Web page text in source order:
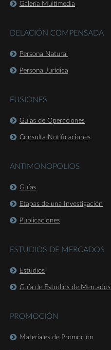
Galería Multimedia
DELACIÓN COMPENSADA
Persona Natural
Persona Jurídica
FUSIONES
Guías de Operaciones
Consulta Notificaciones
ANTIMONOPOLIOS
Guías
Etapas de una Investigación
Publicaciones
ESTUDIOS DE MERCADOS
Estudios
Guía de Estudios de Mercados
PROMOCIÓN
Materiales de Promoción